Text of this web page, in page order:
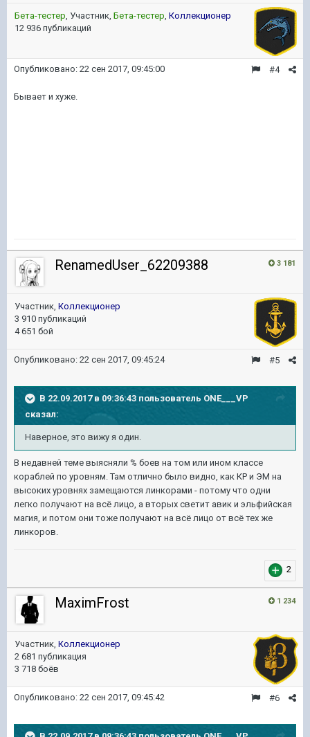
Бета-тестер, Участник, Бета-тестер, Коллекционер
12 936 публикаций
#4
Опубликовано: 22 сен 2017, 09:45:00
Бывает и хуже.
3 181
RenamedUser_62209388
Участник, Коллекционер
3 910 публикаций
4 651 бой
#5
Опубликовано: 22 сен 2017, 09:45:24
В 22.09.2017 в 09:36:43 пользователь ONE___VP
сказал:
Наверное, это вижу я один.
В недавней теме выясняли % боев на том или ином классе
кораблей по уровням. Там отлично было видно, как КР и ЭМ на
высоких уровнях замещаются линкорами - потому что одни
легко получают на всё лицо, а вторых светит авик и эльфийская
магия, и потом они тоже получают на всё лицо от всё тех же
линкоров.
2
1 234
MaximFrost
Участник, Коллекционер
2 681 публикация
3 718 боёв
#6
Опубликовано: 22 сен 2017, 09:45:42